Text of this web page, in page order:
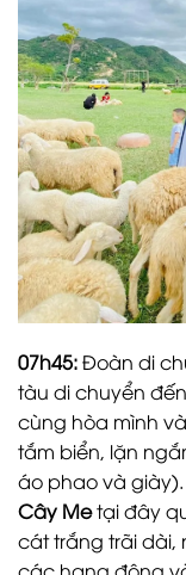
07h45:Đoàn di
tàu di chuyển đến
cùng hòa mình
tắm biển, lặn
áo phao và
Cây Metại đây
cát trắng trãi dài,